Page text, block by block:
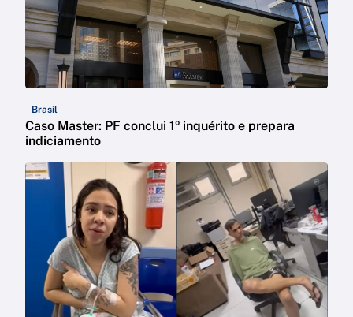
Brasil
Caso Master: PF conclui 1º inquérito e prepara
indiciamento